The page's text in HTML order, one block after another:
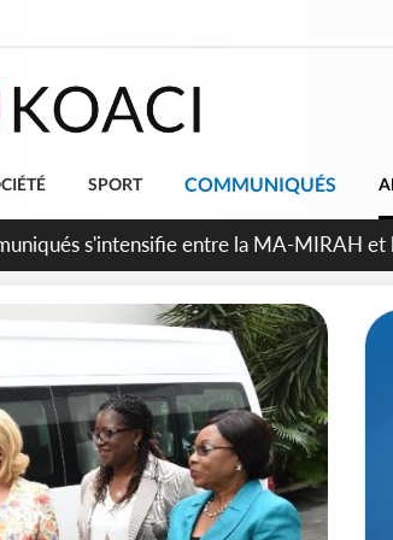
SPORT COMMUNIQUÉS
pour un environnement